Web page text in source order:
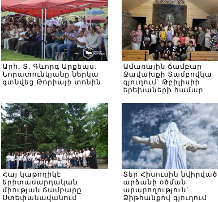
Արհ. Տ. Գևորգ Արքեպս.
Նորատունկյանը ներկա
գտնվեց Թորիայի տոնին
Ամառային ճամբար
Ջավախքի Տամբովկա
գյուղում` Թբիլիսիի
երեխաների համար
Հայ կաթողիկէ
երիտասարդական
միության ճամբարը
Ստեփանավանում
Տեր Հիսուսին նվիրված
արձանի օծման
արարողություն`
Ձիթհանքով գյուղում